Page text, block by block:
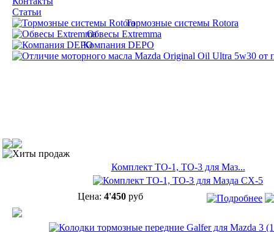
Статьи
Тормозные системы Rotora
Обвесы Extremma
Компания DEPO
Хиты продаж
Комплект ТО-1, ТО-3 для Маз...
Цена: 4'450руб